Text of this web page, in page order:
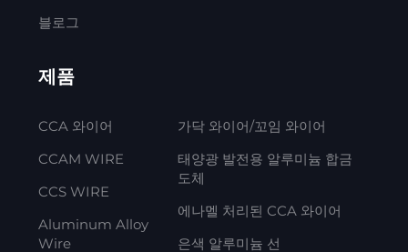
블로그
제품
CCA 와이어
CCAM WIRE
CCS WIRE
Aluminum Alloy
Wire
가닥 와이어/꼬임 와이어
태양광 발전용 알루미늄 합금
도체
에나멜 처리된 CCA 와이어
은색 알루미늄 선